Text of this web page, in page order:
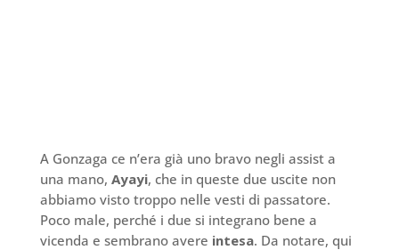
A Gonzaga ce n’era già uno bravo negli assist a
una mano, Ayayi, che in queste due uscite non
abbiamo visto troppo nelle vesti di passatore.
Poco male, perché i due si integrano bene a
vicenda e sembrano avere intesa. Da notare, qui